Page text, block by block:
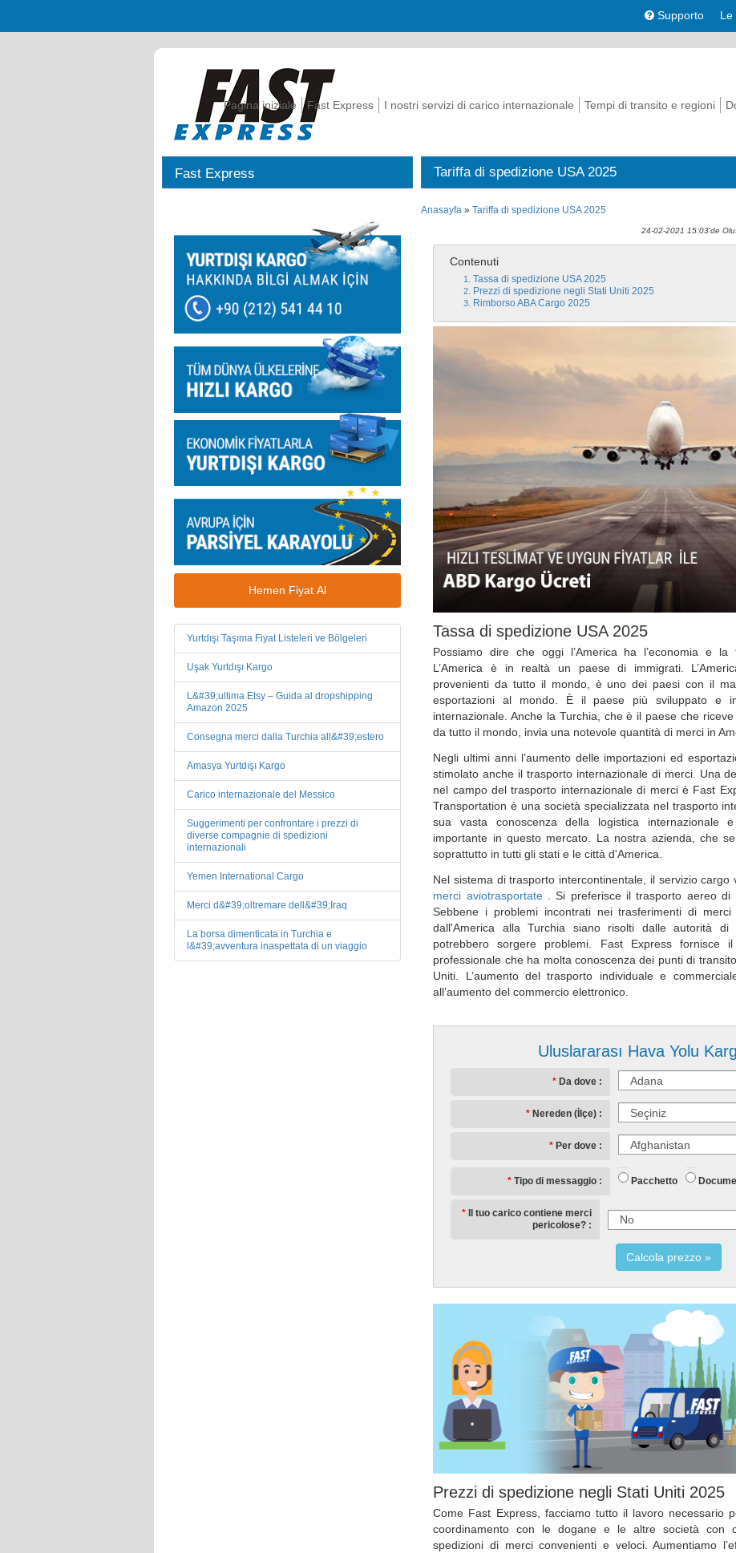
Supporto Le
Pagina iniziale Fast Express I nostri servizi di carico internazionale Tempi di transito e regioni
Fast Express
Hemen Fiyat Al
Yurtdışı Taşıma Fiyat Listeleri ve Bölgeleri
Uşak Yurtdışı Kargo
L&#39;ultima Etsy – Guida al dropshipping
Amazon 2025
Consegna merci dalla Turchia all&#39;estero
Amasya Yurtdışı Kargo
Carico internazionale del Messico
Suggerimenti per confrontare i prezzi di
diverse compagnie di spedizioni
internazionali
Yemen International Cargo
Merci d&#39;oltremare dell&#39;Iraq
La borsa dimenticata in Turchia e
l&#39;avventura inaspettata di un viaggio
Tariffa di spedizione USA 2025
Anasayfa »Tariffa di spedizione USA 2025
24-02-2021 15:03'de
Uluslararası Hava Yolu
Da dove
Nereden (İlçe)
Per dove
Tipo di messaggio Pacchetto
Il tuo carico contiene merci
pericolose?
Calcola prezzo
Contenuti
Tassa di spedizione USA 2025
Prezzi di spedizione negli Stati Uniti 2025
Rimborso ABA Cargo 2025
Tassa di spedizione USA 2025
Possiamo dire che oggi l’America ha l’economia e
L’America è in realtà un paese di immigrati.
provenienti da tutto il mondo, è uno dei paesi con il
esportazioni al mondo. È il paese più sviluppato e
internazionale. Anche la Turchia, che è il paese che
da tutto il mondo, invia una notevole quantità di merci in
Negli ultimi anni l’aumento delle importazioni ed
stimolato anche il trasporto internazionale di merci. Una
nel campo del trasporto internazionale di merci è Fast
Transportation è una società specializzata nel trasporto
sua vasta conoscenza della logistica internazionale
importante in questo mercato. La nostra azienda, che
soprattutto in tutti gli stati e le città d'America.
Nel sistema di trasporto intercontinentale, il servizio
merci aviotrasportate. Si preferisce il trasporto aereo di
Sebbene i problemi incontrati nei trasferimenti di
dall'America alla Turchia siano risolti dalle autorità
potrebbero sorgere problemi. Fast Express fornisce
professionale che ha molta conoscenza dei punti di
Uniti. L’aumento del trasporto individuale e
all’aumento del commercio elettronico.
Prezzi di spedizione negli Stati Uniti 2025
Come Fast Express, facciamo tutto il lavoro necessario
coordinamento con le dogane e le altre società con
spedizioni di merci convenienti e veloci. Aumentiamo